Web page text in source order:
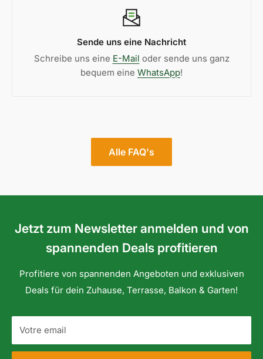
Sende uns eine Nachricht
Schreibe uns eine E-Mail oder sende uns ganz
bequem eine WhatsApp!
Alle FAQ's
Jetzt zum Newsletter anmelden und von
spannenden Deals profitieren
Profitiere von spannenden Angeboten und exklusiven
Deals für dein Zuhause, Terrasse, Balkon & Garten!
Votre email